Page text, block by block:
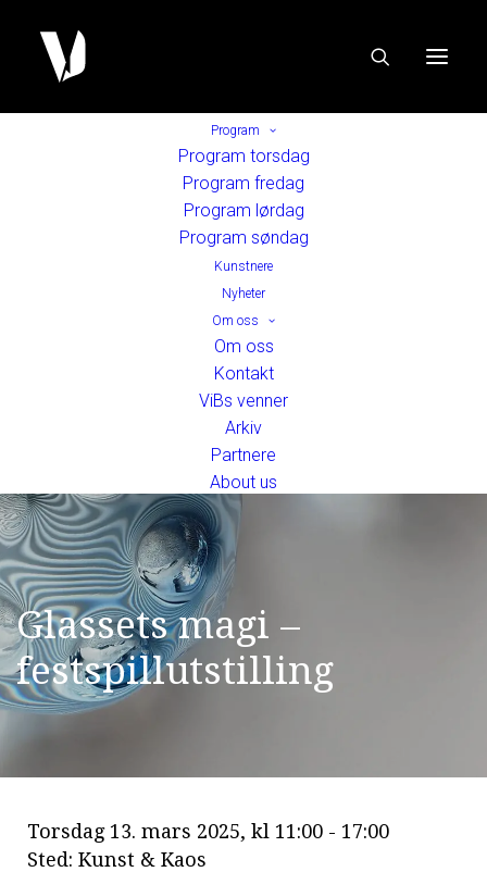
Program
Program torsdag
Program fredag
Program lørdag
Program søndag
Kunstnere
Nyheter
Om oss
Om oss
Kontakt
ViBs venner
Arkiv
Partnere
About us
Glassets magi –
festspillutstilling
Torsdag 13. mars 2025, kl 11:00 - 17:00
Sted: Kunst & Kaos